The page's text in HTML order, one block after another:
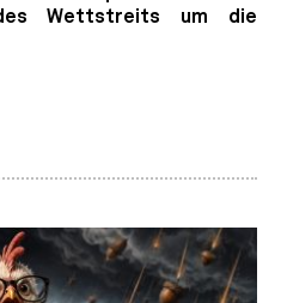
Wettstreits um die